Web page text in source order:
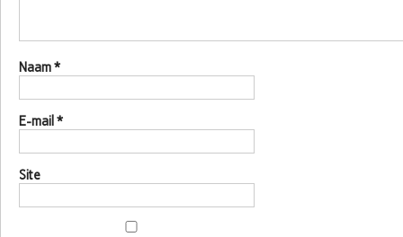
Naam*
E-mail *
Site